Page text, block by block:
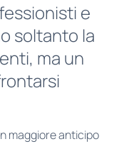
e
soltanto la
ma un
maggiore anticipo